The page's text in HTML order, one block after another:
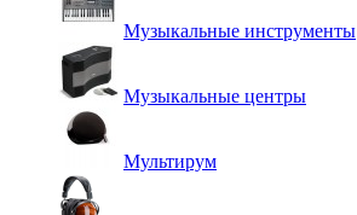
Музыкальные инструменты
Музыкальные центры
Мультирум